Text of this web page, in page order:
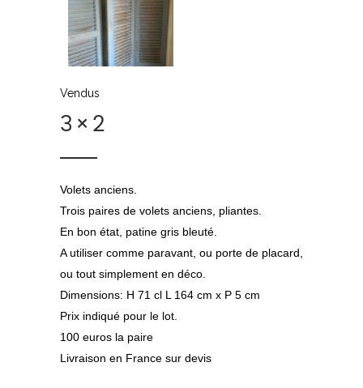
Vendus
3×2
Volets anciens.
Trois paires de volets anciens, pliantes.
En bon état, patine gris bleuté.
A utiliser comme paravant, ou porte de placard,
ou tout simplement en déco.
Dimensions: H 71 cl L 164 cm x P 5 cm
Prix indiqué pour le lot.
100 euros la paire
Livraison en France sur devis